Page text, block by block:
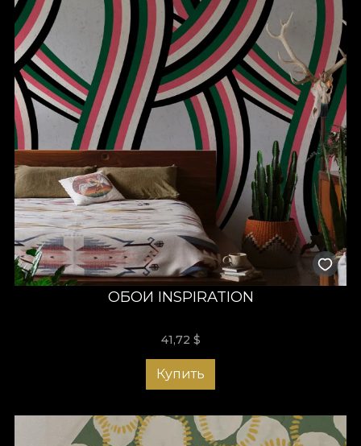
ОБОИ INSPIRATION
41,72 $
Купить